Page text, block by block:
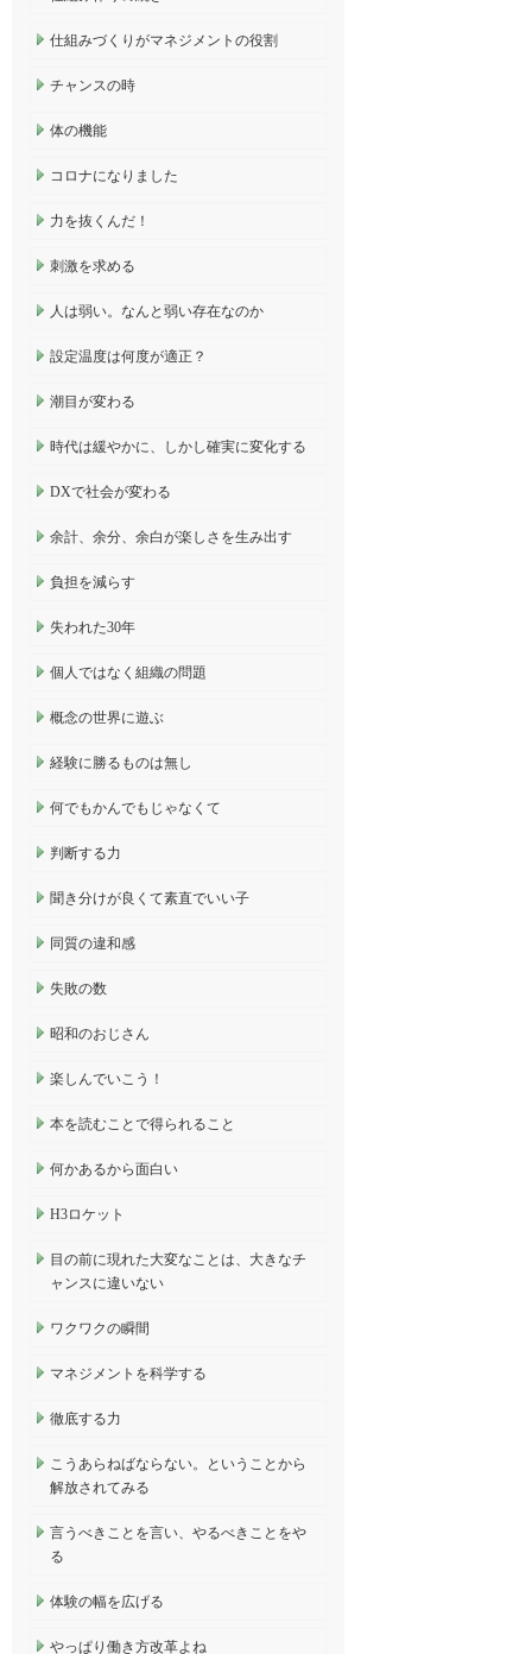
仕組みづくりがマネジメントの役割
チャンスの時
体の機能
コロナになりました
力を抜くんだ！
刺激を求める
人は弱い。なんと弱い存在なのか
設定温度は何度が適正？
潮目が変わる
時代は緩やかに、しかし確実に変化する
DXで社会が変わる
余計、余分、余白が楽しさを生み出す
負担を減らす
失われた30年
個人ではなく組織の問題
概念の世界に遊ぶ
経験に勝るものは無し
何でもかんでもじゃなくて
判断する力
聞き分けが良くて素直でいい子
同質の違和感
失敗の数
昭和のおじさん
楽しんでいこう！
本を読むことで得られること
何かあるから面白い
H3ロケット
目の前に現れた大変なことは、大きなチ
ャンスに違いない
ワクワクの瞬間
マネジメントを科学する
徹底する力
こうあらねばならない。ということから
解放されてみる
言うべきことを言い、やるべきことをや
る
体験の幅を広げる
やっぱり働き方改革よね